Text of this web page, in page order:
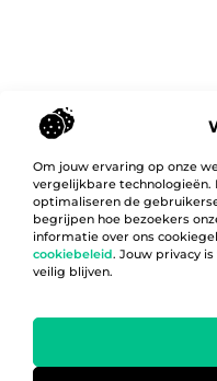
Om jouw ervaring op onze
vergelijkbare technologieën.
optimaliseren de
begrijpen hoe bezoekers
informatie over ons
cookiebeleid. Jouw privacy
veilig blijven.